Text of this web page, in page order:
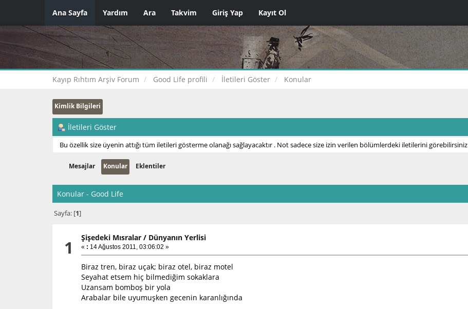
Ana Sayfa Yardım Ara Takvim Giriş Yap Kayıt Ol
Kayıp Rıhtım Arşiv Forum Good Life profili İletileri Göster Konular
Kimlik Bilgileri
İletileri Göster
Bu özellik size üyenin attığı tüm iletileri gösterme olanağı sağlayacaktır . Not sadece size izin verilen bölümlerdeki iletilerini görebilirsiniz
Mesajlar Konular Eklentiler
Konular - Good Life
Sayfa: [1]
1 Şişedeki Mısralar / Dünyanın Yerlisi
« : 14 Ağustos 2011, 03:06:02 »
Biraz tren, biraz uçak; biraz otel, biraz motel
Seyahat etsem hiç bilmediğim sokaklara
Uzansam bomboş bir yola
Arabalar bile uyumuşken gecenin karanlığında